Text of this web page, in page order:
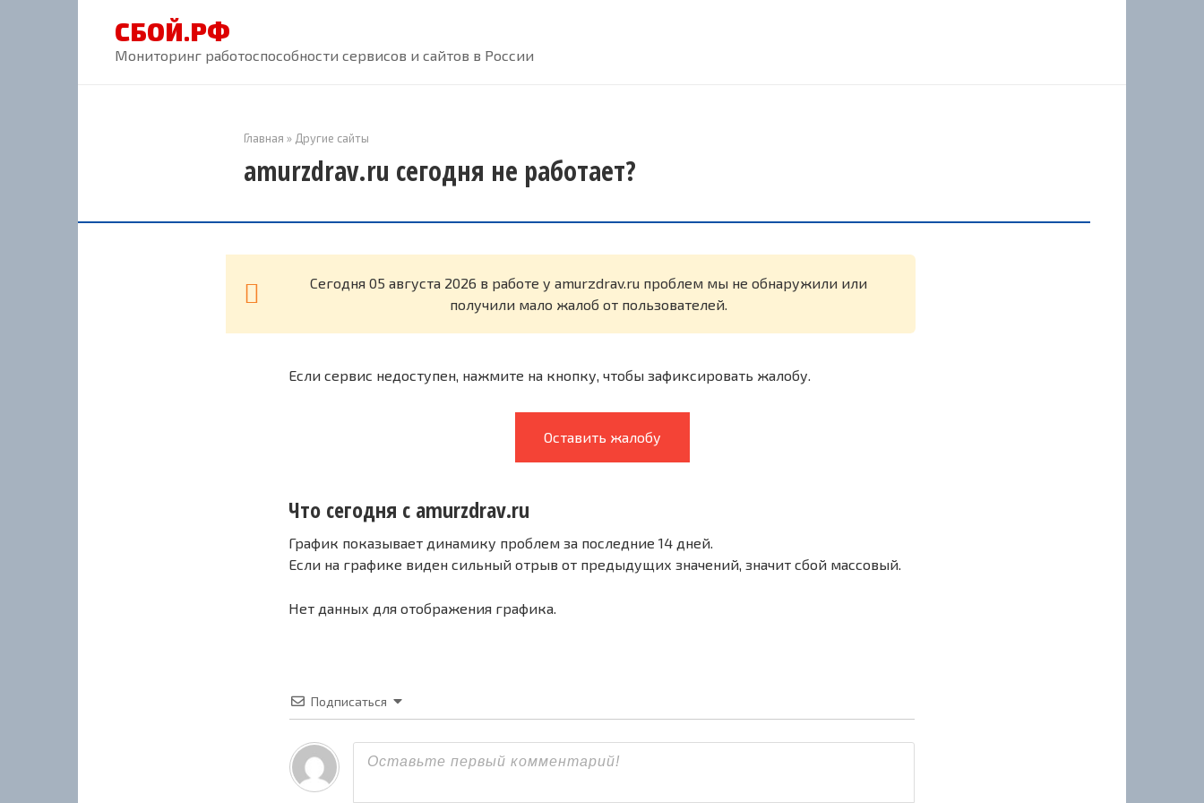
СБОЙ.РФ
Мониторинг работоспособности сервисов и сайтов в России
Главная » Другие сайты
amurzdrav.ru сегодня не работает?
Cегодня 05 августа 2026 в работе у amurzdrav.ru проблем мы не обнаружили или
получили мало жалоб от пользователей.
Если сервис недоступен, нажмите на кнопку, чтобы зафиксировать жалобу.
Оставить жалобу
Что сегодня с amurzdrav.ru
График показывает динамику проблем за последние 14 дней.
Если на графике виден сильный отрыв от предыдущих значений, значит сбой массовый.
Нет данных для отображения графика.
Подписаться